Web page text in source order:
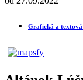
Grafická a